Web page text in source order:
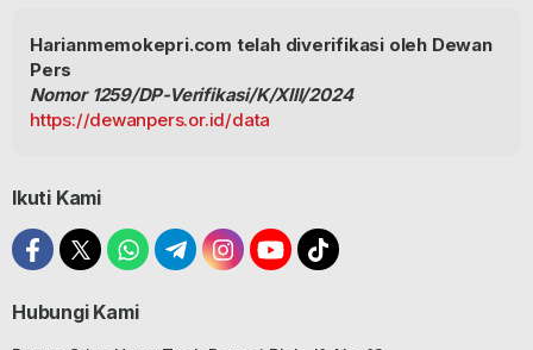
Harianmemokepri.com telah diverifikasi oleh Dewan
Pers
Nomor 1259/DP-Verifikasi/K/XIII/2024
https://dewanpers.or.id/data
Ikuti Kami
Hubungi Kami